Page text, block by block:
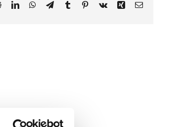
RedditLinkedInWhatsApp
TelegramTumblr PinterestVk Xing Email